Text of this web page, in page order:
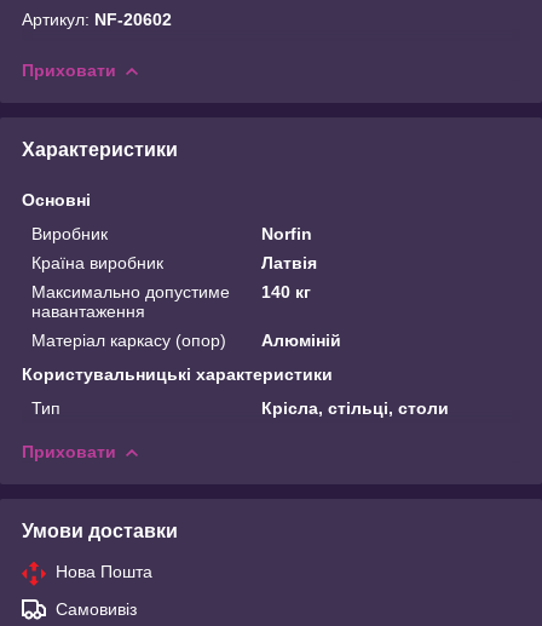
Артикул: NF-20602
Приховати
Характеристики
Основні
Виробник
Norfin
Країна виробник
Латвія
Максимально допустиме
навантаження
140 кг
Матеріал каркасу (опор)
Алюміній
Користувальницькі характеристики
Тип
Крісла, стільці, столи
Приховати
Умови доставки
Нова Пошта
Самовивіз